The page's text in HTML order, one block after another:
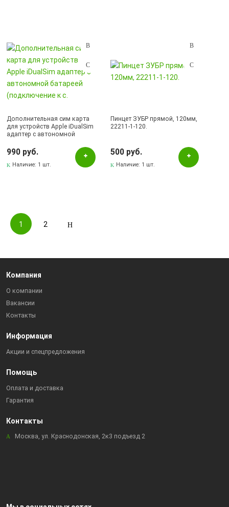
Дополнительная сим карта
для устройств Apple iDualSim
адаптер с автономной
990 руб.
Наличие: 1 шт.
Пинцет ЗУБР прямой, 120мм,
22211-1-120.
500 руб.
Наличие: 1 шт.
1 2
Компания
О компании
Вакансии
Контакты
Информация
Акции и спецпредложения
Помощь
Оплата и доставка
Гарантия
Контакты
Москва, ул. Краснодонская, 2к3 подъезд 2